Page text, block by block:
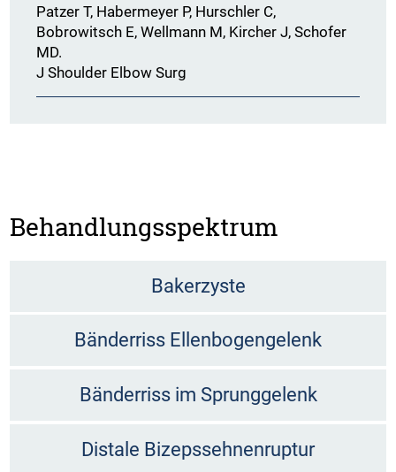
Patzer T, Habermeyer P, Hurschler C,
Bobrowitsch E, Wellmann M, Kircher J, Schofer
MD.
J Shoulder Elbow Surg
Behandlungsspektrum
Bakerzyste
Bänderriss Ellenbogengelenk
Bänderriss im Sprunggelenk
Distale Bizepssehnenruptur